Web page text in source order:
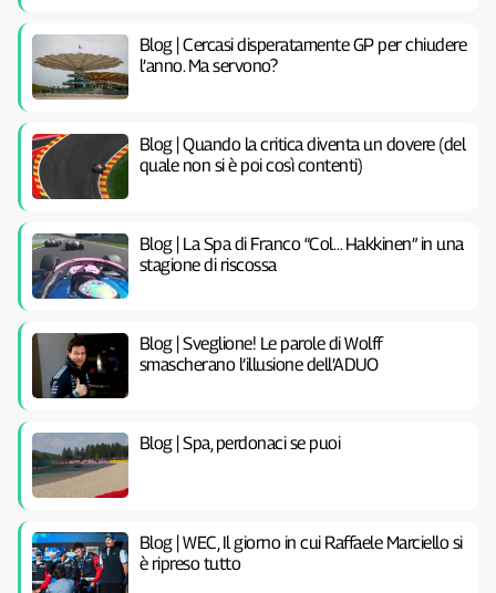
Blog | Cercasi disperatamente GP per chiudere
l’anno. Ma servono?
Blog | Quando la critica diventa un dovere (del
quale non si è poi così contenti)
Blog | La Spa di Franco “Col… Hakkinen” in una
stagione di riscossa
Blog | Sveglione! Le parole di Wolff
smascherano l’illusione dell’ADUO
Blog | Spa, perdonaci se puoi
Blog | WEC, Il giorno in cui Raffaele Marciello si
è ripreso tutto